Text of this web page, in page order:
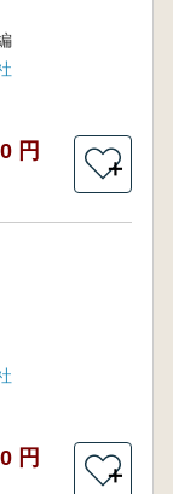
円
＋
円
＋